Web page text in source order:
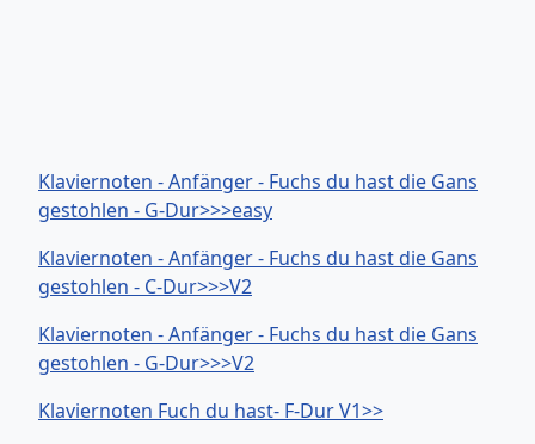
Klaviernoten - Anfänger - Fuchs du hast die Gans
gestohlen - G-Dur>>>easy
Klaviernoten - Anfänger - Fuchs du hast die Gans
gestohlen - C-Dur>>>V2
Klaviernoten - Anfänger - Fuchs du hast die Gans
gestohlen - G-Dur>>>V2
Klaviernoten Fuch du hast- F-Dur V1>>